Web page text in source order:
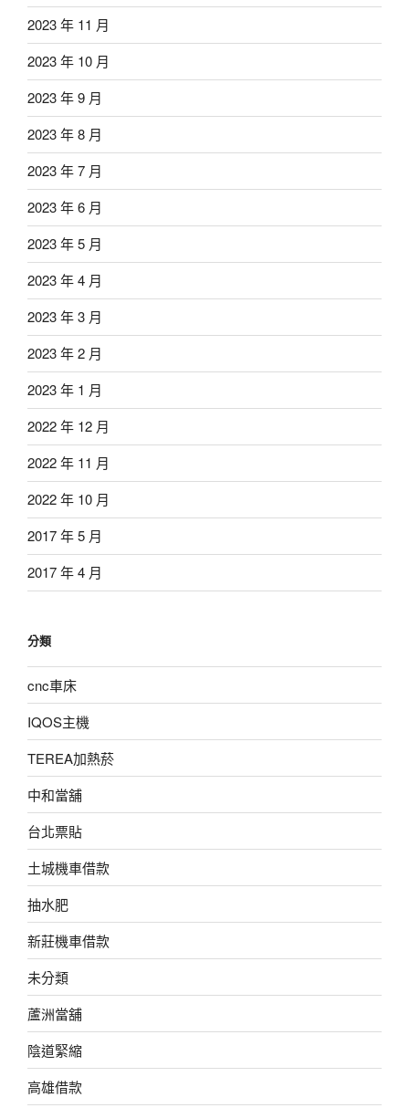
2023 年 11 月
2023 年 10 月
2023 年 9 月
2023 年 8 月
2023 年 7 月
2023 年 6 月
2023 年 5 月
2023 年 4 月
2023 年 3 月
2023 年 2 月
2023 年 1 月
2022 年 12 月
2022 年 11 月
2022 年 10 月
2017 年 5 月
2017 年 4 月
分類
cnc車床
IQOS主機
TEREA加熱菸
中和當舖
台北票貼
土城機車借款
抽水肥
新莊機車借款
未分類
蘆洲當舖
陰道緊縮
高雄借款